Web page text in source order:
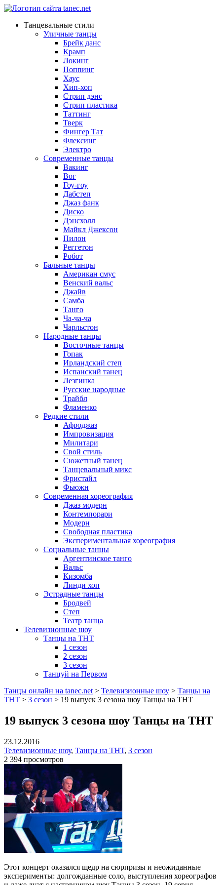
Танцевальные стили
Уличные танцы
Брейк данс
Крамп
Локинг
Поппинг
Хаус
Хип-хоп
Стрип дэнс
Стрип пластика
Таттинг
Тверк
Фингер Тат
Флексинг
Электро
Современные танцы
Вакинг
Вог
Гоу-гоу
Дабстеп
Джаз фанк
Диско
Дэнсхолл
Майкл Джексон
Пилон
Реггетон
Робот
Бальные танцы
Американ смус
Венский вальс
Джайв
Самба
Танго
Ча-ча-ча
Чарльстон
Народные танцы
Восточные танцы
Гопак
Ирландский степ
Испанский танец
Лезгинка
Русские народные
Трайбл
Фламенко
Редкие стили
Афроджаз
Импровизация
Милитари
Свой стиль
Сюжетный танец
Танцевальный микс
Фристайл
Фьюжн
Современная хореография
Джаз модерн
Контемпорари
Модерн
Свободная пластика
Экспериментальная хореография
Социальные танцы
Аргентинское танго
Вальс
Кизомба
Линди хоп
Эстрадные танцы
Бродвей
Степ
Театр танца
Телевизионные шоу
Танцы на ТНТ
1 сезон
2 сезон
3 сезон
Танцуй на Первом
Танцы онлайн на tanec.net > Телевизионные шоу > Танцы на
ТНТ > 3 сезон > 19 выпуск 3 сезона шоу Танцы на ТНТ
19 выпуск 3 сезона шоу Танцы на ТНТ
23.12.2016
Телевизионные шоу, Танцы на ТНТ, 3 сезон
2 394 просмотров
Этот концерт оказался щедр на сюрпризы и неожиданные
эксперименты: долгожданные соло, выступления хореографов